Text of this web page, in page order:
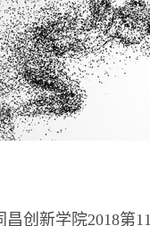
昌创新学院2018第